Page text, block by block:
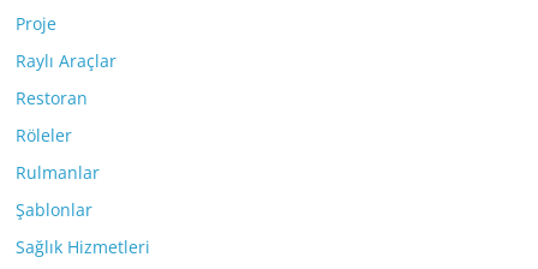
Proje
Raylı Araçlar
Restoran
Röleler
Rulmanlar
Şablonlar
Sağlık Hizmetleri